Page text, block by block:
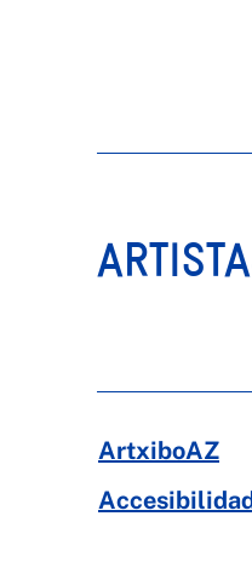
ArtxiboAZ